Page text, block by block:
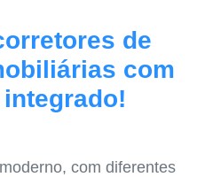
de
com
com diferentes